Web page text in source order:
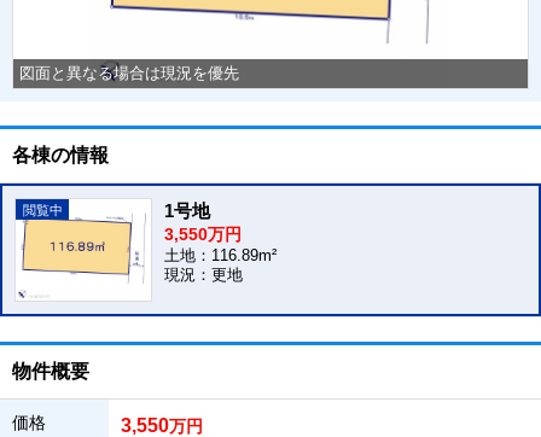
図面と異なる場合は現況を優先
各棟の情報
1号地
3,550万円
土地：116.89m²
現況：更地
物件概要
価格 3,550万円